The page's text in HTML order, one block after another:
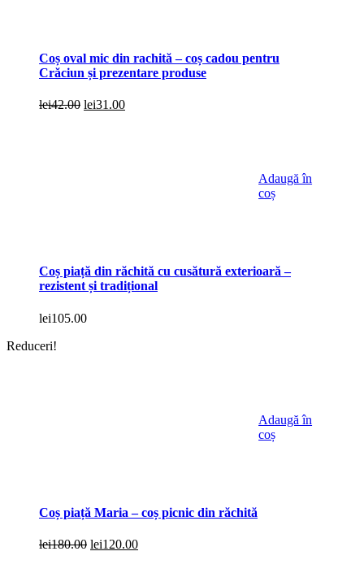
Coș oval mic din rachită – coș cadou pentru
Crăciun și prezentare produse
lei42.00 Prețul
lei31.00Prețul
Adaugă în
coș
Coș piață din răchită cu cusătură exterioară –
rezistent și tradițional
lei105.00
Reduceri!
Adaugă în
coș
Coș piață Maria – coș picnic din răchită
lei180.00 Prețul
lei120.00Prețul